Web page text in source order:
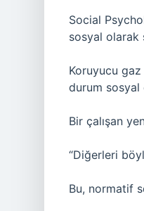
Social
sosyal olarak
Koruyucu gaz
durum sosyal
Bir çalışan
“Diğerleri
Bu, normatif